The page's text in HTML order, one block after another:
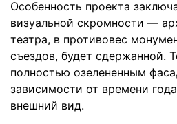
Особенность проекта
визуальной скромности —
театра, в противовес
съездов, будет сдержанной.
полностью озелененным
зависимости от времени
внешний вид.